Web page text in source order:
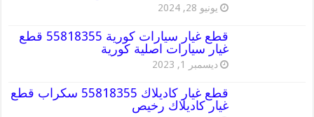
يونيو 28, 2024
قطع غيار سيارات كورية 55818355 قطع
غيار سيارات اصلية كورية
ديسمبر 1, 2023
قطع غيار كاديلاك 55818355 سكراب قطع
غيار كاديلاك رخيص